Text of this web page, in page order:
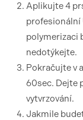
Aplikujte 4
profesionální
polymerizaci
nedotýkejte.
Pokračujte v
60sec. Dejte
vytvrzování.
Jakmile